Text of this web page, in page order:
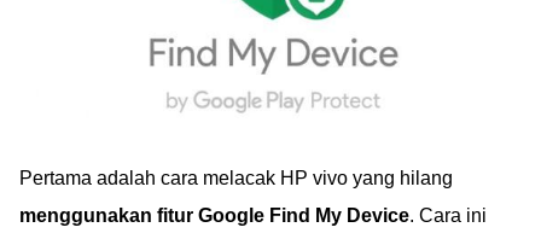
Pertama adalah cara melacak HP vivo yang hilang
menggunakan fitur Google Find My Device. Cara ini